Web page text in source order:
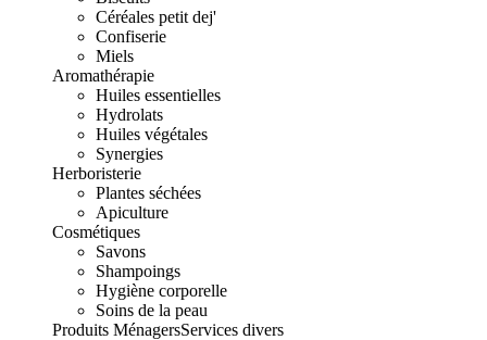
Céréales petit dej'
Confiserie
Miels
Aromathérapie
Huiles essentielles
Hydrolats
Huiles végétales
Synergies
Herboristerie
Plantes séchées
Apiculture
Cosmétiques
Savons
Shampoings
Hygiène corporelle
Soins de la peau
Produits MénagersServices divers